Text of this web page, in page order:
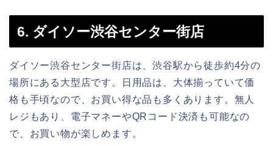
6. ダイソー渋谷センター街店
ダイソー渋谷センター街店は、渋谷駅から徒歩約4分の
場所にある大型店です。日用品は、大体揃っていて価
格も手頃なので、お買い得な品も多くあります。無人
レジもあり、電子マネーやQRコード決済も可能なの
で、お買い物が楽しめます。